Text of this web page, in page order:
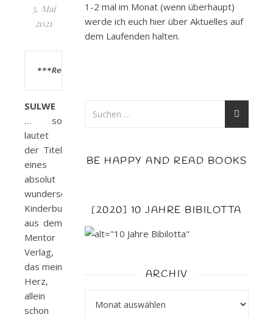
3. Mai
2021
***Rezensionsexemplar***
SULWE
… so
lautet
der Titel
eines
absolut
wunderschönen
Kinderbuches
aus dem
Mentor
Verlag,
das mein
Herz,
allein
schon
1-2 mal im Monat (wenn überhaupt)
werde ich euch hier über Aktuelles auf
dem Laufenden halten.
BE HAPPY AND READ BOOKS
[2020] 10 JAHRE BIBILOTTA
ARCHIV